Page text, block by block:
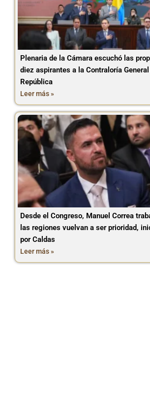
Plenaria de la Cámara escuchó las
diez aspirantes a la Contraloría
República
Leer más »
Desde el Congreso, Manuel Correa
las regiones vuelvan a ser prioridad,
por Caldas
Leer más »